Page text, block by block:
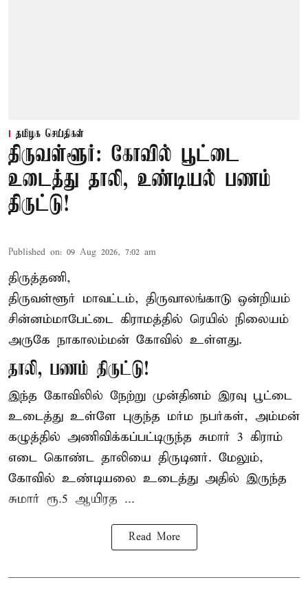
தமிழக செய்திகள்
திருவள்ளூர்: கோவில் பூட்டை
உடைத்து தாலி, உண்டியல் பணம்
திருட்டு!
Published on: 09 Aug 2026, 7:02 am
திருத்தணி,
திருவள்ளூர் மாவட்டம், திருவாலங்காடு ஒன்றியம்
சின்னம்மாபேட்டை கிராமத்தில் ரெயில் நிலையம்
அருகே நாகாலம்மன் கோவில் உள்ளது.
தாலி, பணம் திருட்டு!
இந்த கோவிலில் நேற்று முன்தினம் இரவு பூட்டை
உடைத்து உள்ளே புகுந்த மர்ம நபர்கள், அம்மன்
கழுத்தில் அணிவிக்கப்பட்டிருந்த சுமார் 3 கிராம்
எடை கொண்ட தாலியை திருடினர். மேலும்,
கோவில் உண்டியலை உடைத்து அதில் இருந்த
சுமார் ரூ.5 ஆயிரத ...
Read More